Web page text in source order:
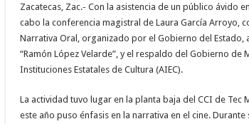
Zacatecas, Zac.- Con la asistencia de un público ávido
cabo la conferencia magistral de Laura García Arroyo,
Narrativa Oral, organizado por el Gobierno del Estado,
“Ramón López Velarde”, y el respaldo del Gobierno
Instituciones Estatales de Cultura (AIEC).
La actividad tuvo lugar en la planta baja del CCI de
este año puso énfasis en la narrativa en el cine.